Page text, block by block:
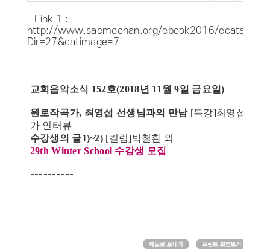
- Link 1 :
http://www.saemoonan.org/ebook2016/
Dir=27&catimage=7
교회음악소식 152호(2018년 11월 9일 금요일)
원로작곡가, 최영섭 선생님과의 만남 [특강]최영섭 작곡
가 인터뷰
수강생의 글1)~2) [컬럼]박철환 외
29th Winter School 수강생 모집
----------